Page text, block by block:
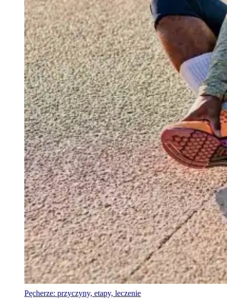
Pęcherze: przyczyny, etapy, leczenie